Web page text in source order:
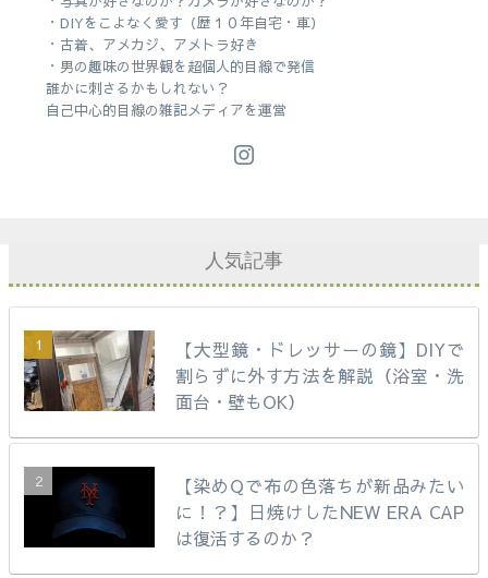
・DIYをこよなく愛す（歴１０年自宅・車）
・古着、アメカジ、アメトラ好き
・男の趣味の世界観を超個人的目線で発信
誰かに刺さるかもしれない？
自己中心的目線の雑記メディアを運営
人気記事
【大型鏡・ドレッサーの鏡】DIYで
割らずに外す方法を解説（浴室・洗
面台・壁もOK）
【染めQで布の色落ちが新品みたい
に！？】日焼けしたNEW ERA CAP
は復活するのか？